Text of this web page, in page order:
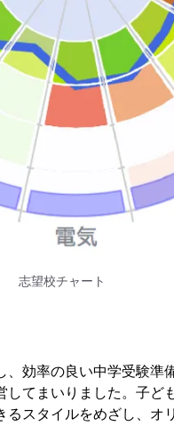
志望校チャート
効率の良い中学受験準
てまいりました。子ど
スタイルをめざし、オ